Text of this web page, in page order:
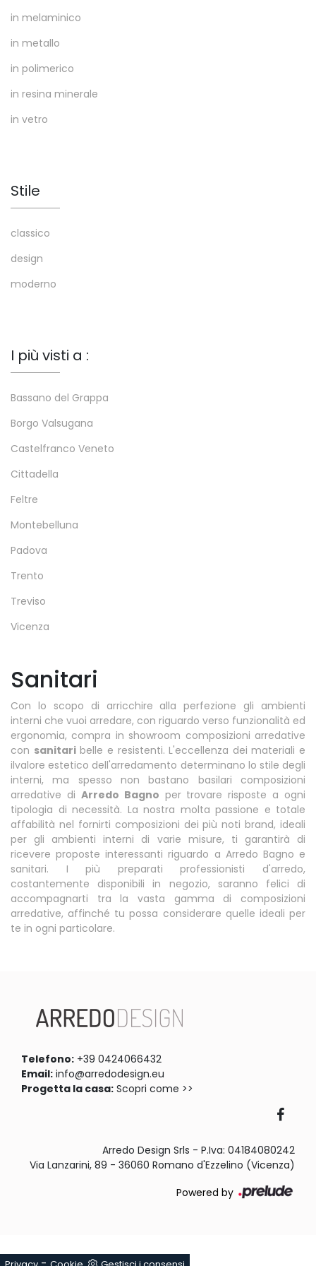
in melaminico
in metallo
in polimerico
in resina minerale
in vetro
Stile
classico
design
moderno
I più visti a :
Bassano del Grappa
Borgo Valsugana
Castelfranco Veneto
Cittadella
Feltre
Montebelluna
Padova
Trento
Treviso
Vicenza
Sanitari
Con lo scopo di arricchire alla perfezione gli ambienti
interni che vuoi arredare, con riguardo verso funzionalità ed
ergonomia, compra in showroom composizioni arredative
con sanitaribelle e resistenti. L'eccellenza dei materiali e
ilvalore estetico dell'arredamento determinano lo stile degli
interni, ma spesso non bastano basilari composizioni
arredative di Arredo Bagno per trovare risposte a ogni
tipologia di necessità. La nostra molta passione e totale
affabilità nel fornirti composizioni dei più noti brand, ideali
per gli ambienti interni di varie misure, ti garantirà di
ricevere proposte interessanti riguardo a Arredo Bagno e
sanitari. I più preparati professionisti d'arredo,
costantemente disponibili in negozio, saranno felici di
accompagnarti tra la vasta gamma di composizioni
arredative, affinché tu possa considerare quelle ideali per
te in ogni particolare.
Telefono: +39 0424066432
Email: info@arredodesign.eu
Progetta la casa: Scopri come >>
Arredo Design Srls - P.Iva: 04184080242
Via Lanzarini, 89 - 36060 Romano d'Ezzelino (Vicenza)
Powered by